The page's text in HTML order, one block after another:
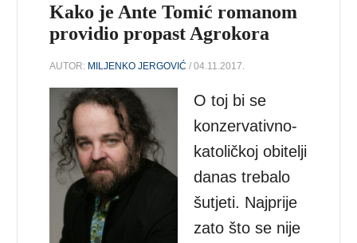
Kako je Ante Tomić romanom
providio propast Agrokora
AUTOR: MILJENKO JERGOVIĆ / 04.11.2017.
O toj bi se
konzervativno-
katoličkoj obitelji
danas trebalo
šutjeti. Najprije
zato što se nije